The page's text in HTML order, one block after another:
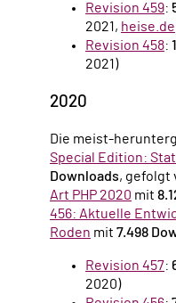
Revision 459:
2021, heise.de
Revision 458:
2021)
2020
Die meist-
Special Edition:
Downloads, gefolgt
Art PHP 2020 mit
456: Aktuelle
Roden mit 7.498
Revision 457:
2020)